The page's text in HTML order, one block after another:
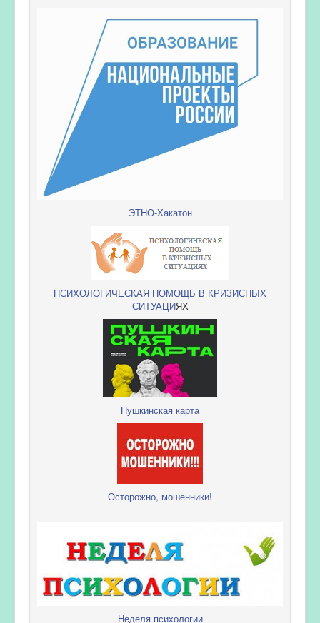
ЭТНО-Хакатон
ПСИХОЛОГИЧЕСКАЯ ПОМОЩЬ В КРИЗИСНЫХ
СИТУАЦИЯХ
Пушкинская карта
Осторожно, мошенники!
Неделя психологии